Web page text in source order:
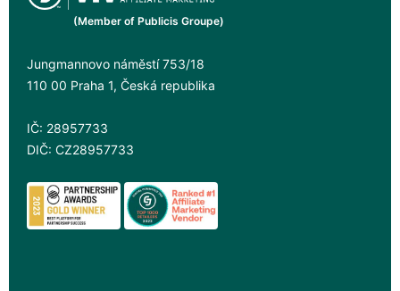
(Member of Publicis Groupe)
Jungmannovo náměstí 753/18
110 00 Praha 1, Česká republika
IČ: 28957733
DIČ: CZ28957733